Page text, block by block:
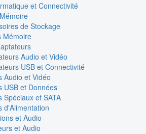
et Connectivité
de Stockage
Mémoire
Audio et Vidéo
USB et Connectivité
Audio et Vidéo
USB et Données
Spéciaux et SATA
d'Alimentation
et Audio
et Audio